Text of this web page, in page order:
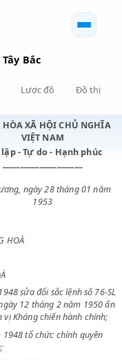
Tây Bắc
HÒA XÃ HỘI CHỦ
VIỆT NAM
Độc lập - Tự do - Hạnh
----------------------------
HOÀ
HOÀ
1948 sửa đổi sắc lệnh
SL ngày 12 tháng 2 năm
đơn vị Kháng chiến hành